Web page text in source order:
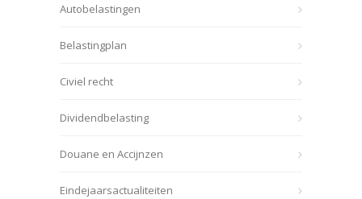
Autobelastingen
Belastingplan
Civiel recht
Dividendbelasting
Douane en Accijnzen
Eindejaarsactualiteiten